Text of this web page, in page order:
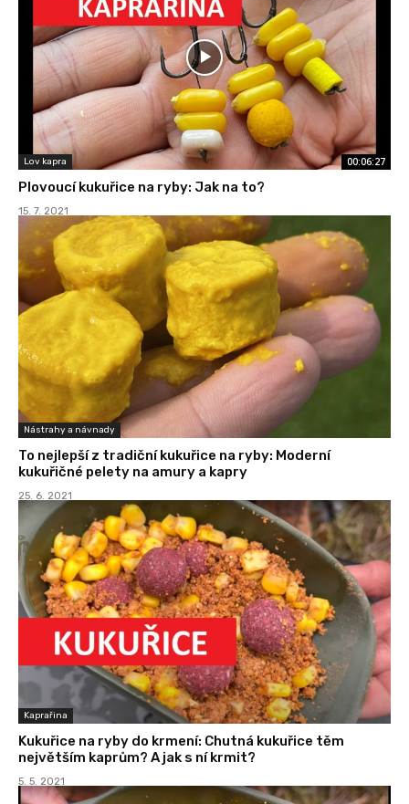
Lov kapra 00:06:27
Plovoucí kukuřice na ryby: Jak na to?
15. 7. 2021
Nástrahy a návnady
To nejlepší z tradiční kukuřice na ryby: Moderní
kukuřičné pelety na amury a kapry
25. 6. 2021
Kaprařina
Kukuřice na ryby do krmení: Chutná kukuřice těm
největším kaprům? A jak s ní krmit?
5. 5. 2021